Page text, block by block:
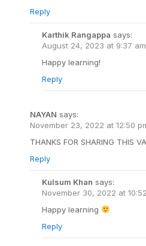
Reply
Karthik Rangappa says:
August 24, 2023 at 9:37 am
Happy learning!
Reply
NAYAN says:
November 23, 2022 at 12:50
THANKS FOR SHARING THIS
Reply
Kulsum Khan says:
November 30, 2022 at
Happy learning
Reply